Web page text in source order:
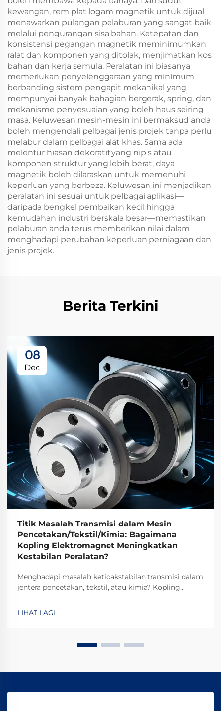
kewangan, rem plat logam magnetik untuk dijual
menawarkan pulangan pelaburan yang sangat baik
melalui pengurangan sisa bahan. Ketepatan dan
konsistensi pegangan magnetik meminimumkan
ralat dan komponen yang ditolak, menjimatkan kos
bahan dan kerja semula. Peralatan ini biasanya
memerlukan penyelenggaraan yang minimum
berbanding sistem pengapit mekanikal yang
mempunyai banyak bahagian bergerak, spring, dan
mekanisme penyesuaian yang boleh haus seiring
masa. Keluwesan mesin-mesin ini bermaksud anda
boleh mengendali pelbagai jenis projek tanpa perlu
melabur dalam pelbagai alat khas. Sama ada
melentur hiasan dekoratif yang nipis atau
komponen struktur yang lebih berat, daya
magnetik boleh dilaraskan untuk memenuhi
keperluan yang berbeza. Keluwesan ini menjadikan
peralatan ini sesuai untuk pelbagai aplikasi—
daripada bengkel pembaikan kecil hingga
kemudahan industri berskala besar—memastikan
pelaburan anda terus memberikan nilai dalam
menghadapi perubahan keperluan perniagaan dan
jenis projek.
Berita Terkini
08
Dec
Titik Masalah Transmisi dalam Mesin
Pencetakan/Tekstil/Kimia: Bagaimana
Kopling Elektromagnet Meningkatkan
Kestabilan Peralatan?
Menghadapi masalah ketidakstabilan transmisi dalam
jentera pencetakan, tekstil, atau kimia? Kopling
memastikan keselamatan tanpa asbes. Ketahui
LIHAT LAGI